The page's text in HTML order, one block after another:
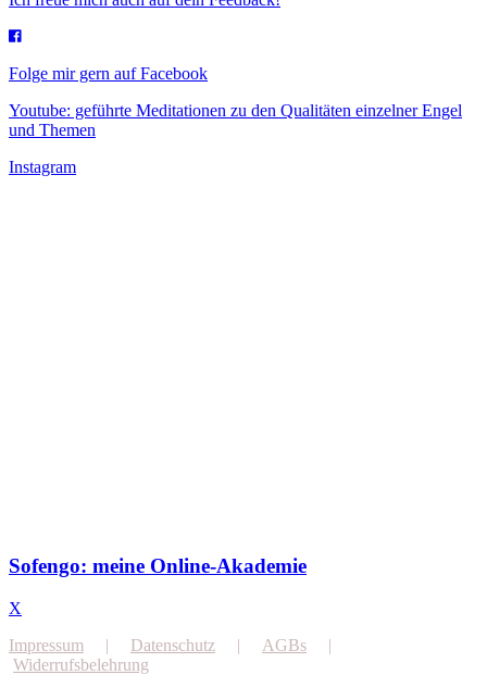
Folge mir gern auf Facebook
Youtube: geführte Meditationen zu den Qualitäten einzelner Engel
und Themen
Instagram
Sofengo: meine Online-Akademie
X
Impressum | Datenschutz | AGBs |
Widerrufsbelehrung